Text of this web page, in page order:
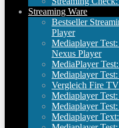
Streaming Ware
Bestseller
Player
Mediaplayer
Nexus Player
MediaPlayer
Mediaplayer
Vergleich Fire
Mediaplayer
Mediaplayer
Mediaplayer